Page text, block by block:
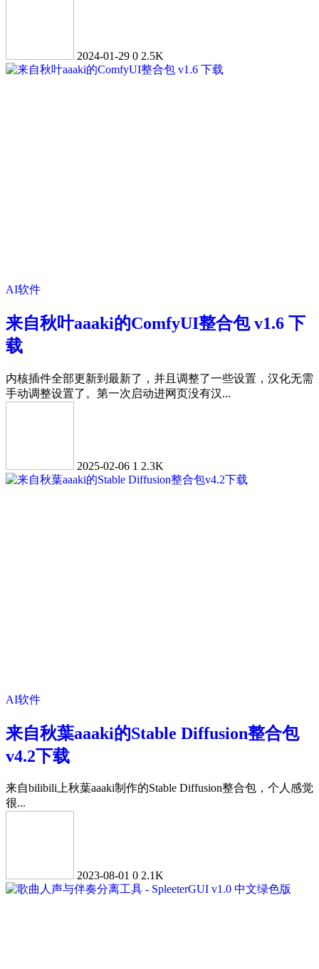
2024-01-29 0 2.5K
AI软件
来自秋叶aaaki的ComfyUI整合包 v1.6 下
载
内核插件全部更新到最新了，并且调整了一些设置，汉化无需
手动调整设置了。第一次启动进网页没有汉...
2025-02-06 1 2.3K
AI软件
来自秋葉aaaki的Stable Diffusion整合包
v4.2下载
来自bilibili上秋葉aaaki制作的Stable Diffusion整合包，个人感觉
很...
2023-08-01 0 2.1K